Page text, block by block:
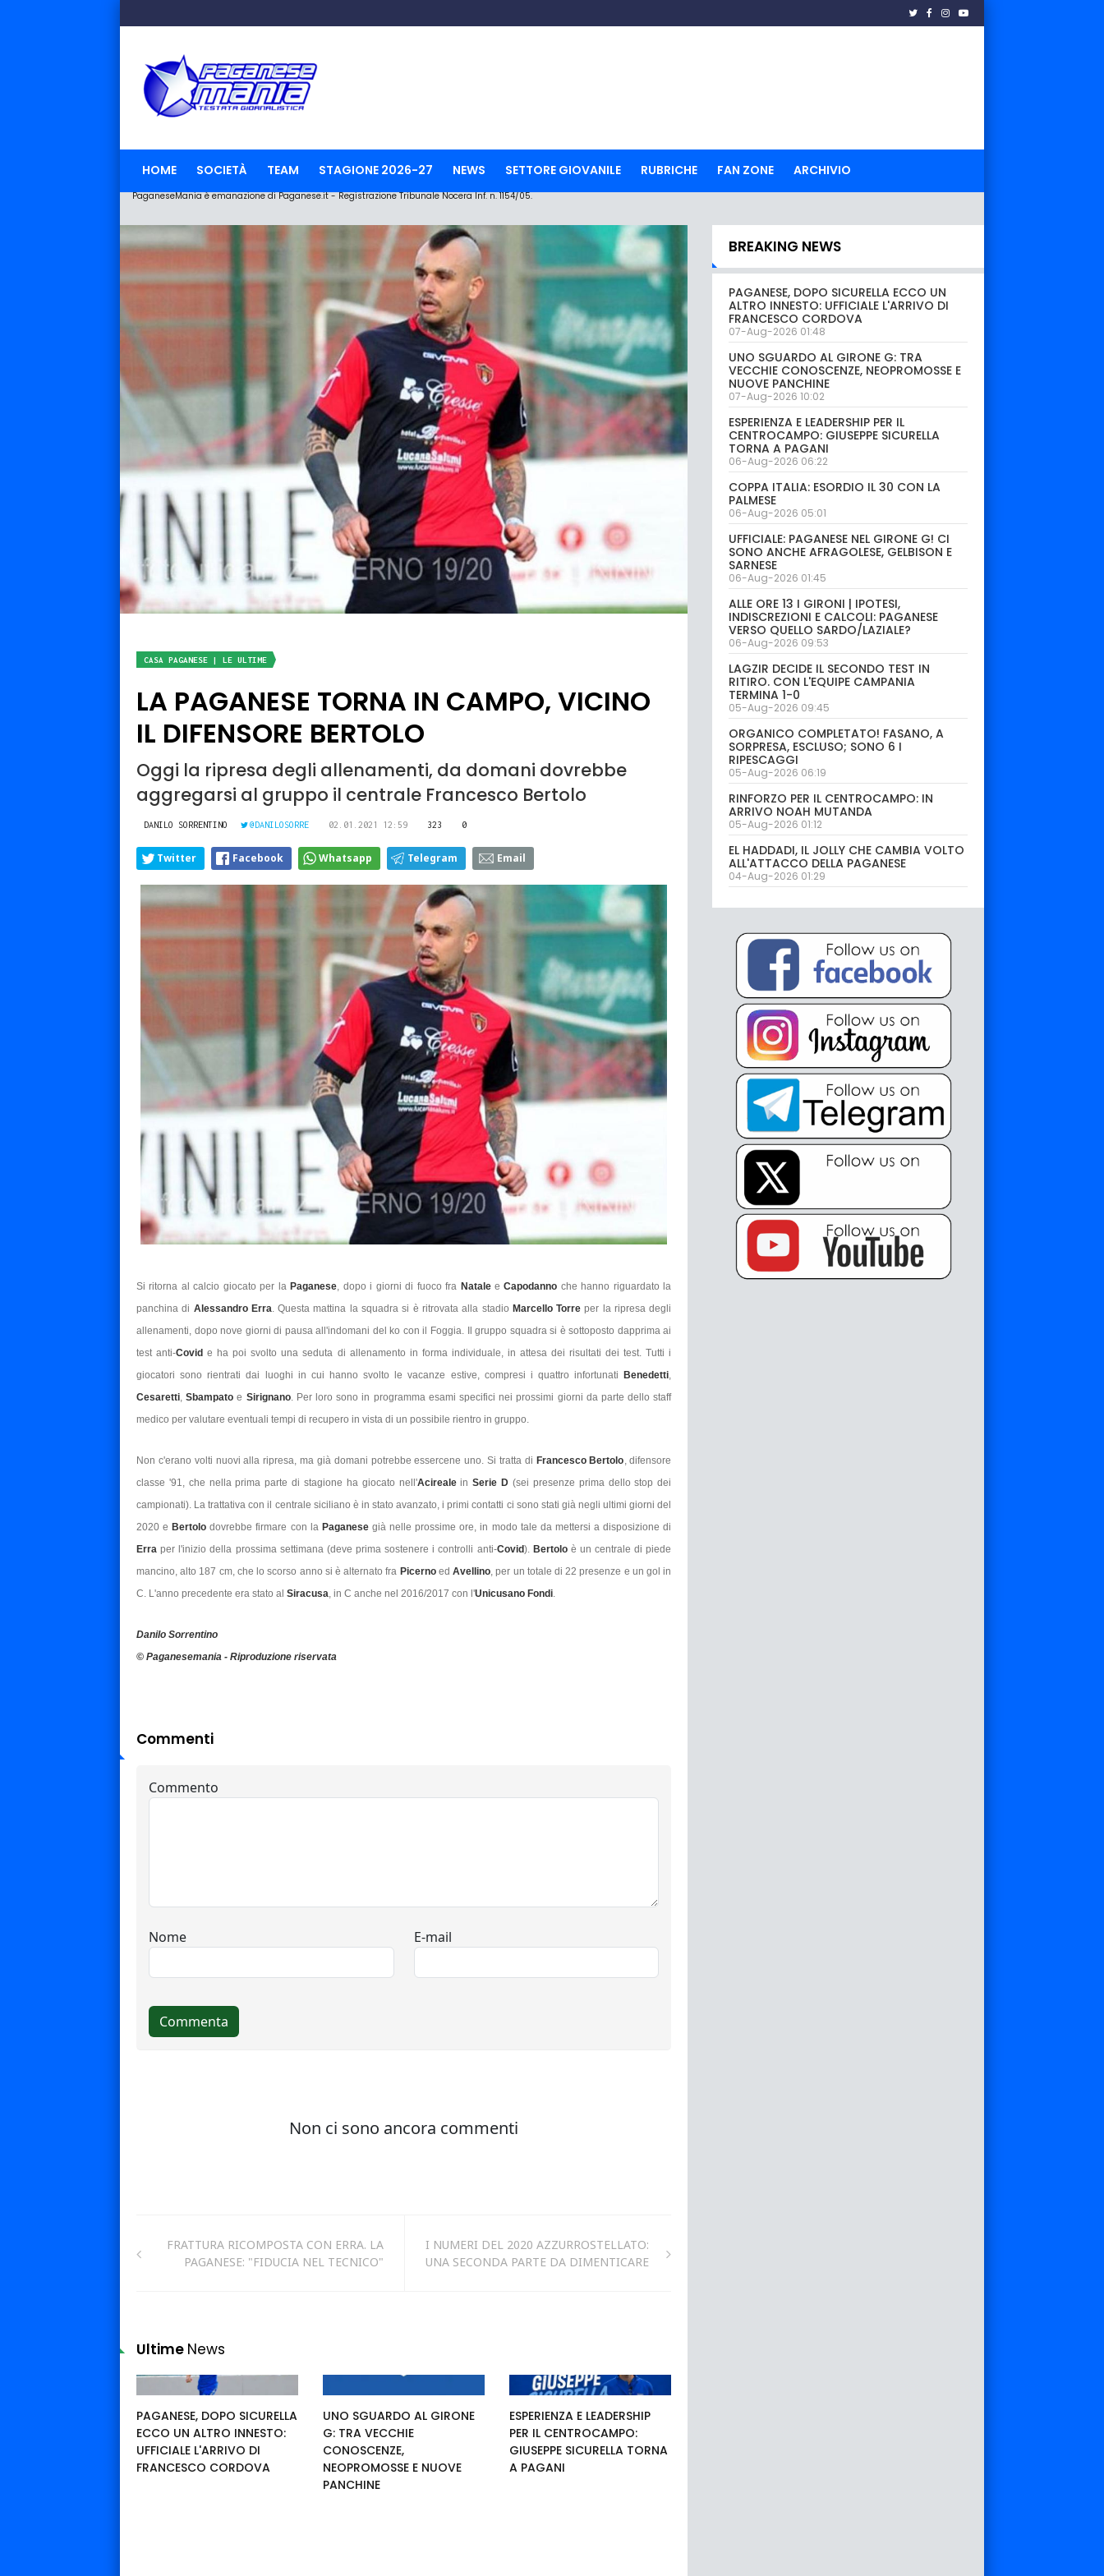
HOME SOCIETÀ TEAM STAGIONE 2026-27 NEWS SETTORE GIOVANILE RUBRICHE FAN ZONE ARCHIVIO
PaganeseMania è emanazione di Paganese.it - Registrazione Tribunale Nocera Inf. n. 1154/05.
CASA PAGANESE | LE ULTIME
LA PAGANESE TORNA IN CAMPO, VICINO
IL DIFENSORE BERTOLO
Oggi la ripresa degli allenamenti, da domani dovrebbe
aggregarsi al gruppo il centrale Francesco Bertolo
DANILO SORRENTINO @DANILOSORRE 02.01.2021 12:59 323 0
Twitter Facebook Whatsapp Telegram Email
Si ritorna al calcio giocato per la Paganese, dopo i giorni di fuoco fra NataleeCapodanno che hanno riguardato la
panchina di Alessandro Erra. Questa mattina la squadra si è ritrovata alla stadio Marcello Torre per la ripresa degli
allenamenti, dopo nove giorni di pausa all'indomani del ko con il Foggia. Il gruppo squadra si è sottoposto dapprima ai
test anti-Covide ha poi svolto una seduta di allenamento in forma individuale, in attesa dei risultati dei test. Tutti i
giocatori sono rientrati dai luoghi in cui hanno svolto le vacanze estive, compresi i quattro infortunati
Benedetti,
Cesaretti,Sbampatoe Sirignano. Per loro sono in programma esami specifici nei prossimi giorni da parte dello staff
medico per valutare eventuali tempi di recupero in vista di un possibile rientro in gruppo.
Non c'erano volti nuovi alla ripresa, ma già domani potrebbe essercene uno. Si tratta di Francesco Bertolo, difensore
classe '91, che nella prima parte di stagione ha giocato nell'AcirealeinSerie D(sei presenze prima dello stop dei
campionati). La trattativa con il centrale siciliano è in stato avanzato, i primi contatti ci sono stati già negli ultimi giorni del
2020 e Bertolodovrebbe firmare con la Paganesegià nelle prossime ore, in modo tale da mettersi a disposizione di
Erraper l'inizio della prossima settimana (deve prima sostenere i controlli anti-Covid). Bertolo è un centrale di piede
mancino, alto 187 cm, che lo scorso anno si è alternato fra Picerno edAvellino, per un totale di 22 presenze e un gol in
C. L'anno precedente era stato al Siracusa, in C anche nel 2016/2017 con l'Unicusano Fondi.
Danilo Sorrentino
© Paganesemania - Riproduzione riservata
Commenti
FRATTURA RICOMPOSTA CON ERRA. LA
PAGANESE: "FIDUCIA NEL TECNICO"
I NUMERI DEL 2020 AZZURROSTELLATO:
UNA SECONDA PARTE DA DIMENTICARE
Ultime News
PAGANESE, DOPO SICURELLA
ECCO UN ALTRO INNESTO:
UFFICIALE L'ARRIVO DI
FRANCESCO CORDOVA
UNO SGUARDO AL GIRONE
G: TRA VECCHIE
CONOSCENZE,
NEOPROMOSSE E NUOVE
PANCHINE
ESPERIENZA E LEADERSHIP
PER IL CENTROCAMPO:
GIUSEPPE SICURELLA TORNA
A PAGANI
BREAKING NEWS
PAGANESE, DOPO SICURELLA ECCO UN
ALTRO INNESTO: UFFICIALE L'ARRIVO DI
FRANCESCO CORDOVA
07-Aug-2026 01:48
UNO SGUARDO AL GIRONE G: TRA
VECCHIE CONOSCENZE, NEOPROMOSSE E
NUOVE PANCHINE
07-Aug-2026 10:02
ESPERIENZA E LEADERSHIP PER IL
CENTROCAMPO: GIUSEPPE SICURELLA
TORNA A PAGANI
06-Aug-2026 06:22
COPPA ITALIA: ESORDIO IL 30 CON LA
PALMESE
06-Aug-2026 05:01
UFFICIALE: PAGANESE NEL GIRONE G! CI
SONO ANCHE AFRAGOLESE, GELBISON E
SARNESE
06-Aug-2026 01:45
ALLE ORE 13 I GIRONI | IPOTESI,
INDISCREZIONI E CALCOLI: PAGANESE
VERSO QUELLO SARDO/LAZIALE?
06-Aug-2026 09:53
LAGZIR DECIDE IL SECONDO TEST IN
RITIRO. CON L'EQUIPE CAMPANIA
TERMINA 1-0
05-Aug-2026 09:45
ORGANICO COMPLETATO! FASANO, A
SORPRESA, ESCLUSO; SONO 6 I
RIPESCAGGI
05-Aug-2026 06:19
RINFORZO PER IL CENTROCAMPO: IN
ARRIVO NOAH MUTANDA
05-Aug-2026 01:12
EL HADDADI, IL JOLLY CHE CAMBIA VOLTO
ALL'ATTACCO DELLA PAGANESE
04-Aug-2026 01:29